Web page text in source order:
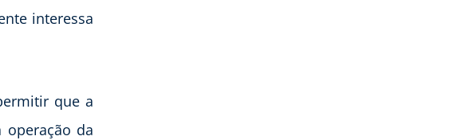
interessa
que a
operação da